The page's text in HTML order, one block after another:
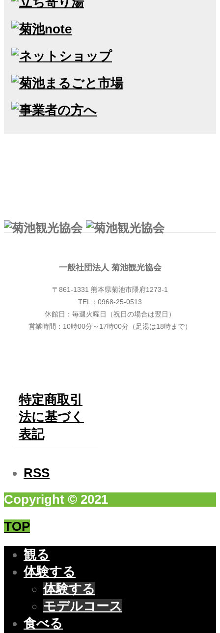
一般社団法人 菊池観光協会一般社団法人 菊池観光協会
〒861-1331 熊本県菊池市隈府1273-1
TEL：0968-25-0513
休館日：毎週火曜日（祝日の場合は翌日）
営業時間：10時00分～17時00分（足湯は18時まで）
特定商取引
法に基づく
表記
RSS
Copyright © 2021
TOP
観る
体験する
体験する
モデルコース
食べる